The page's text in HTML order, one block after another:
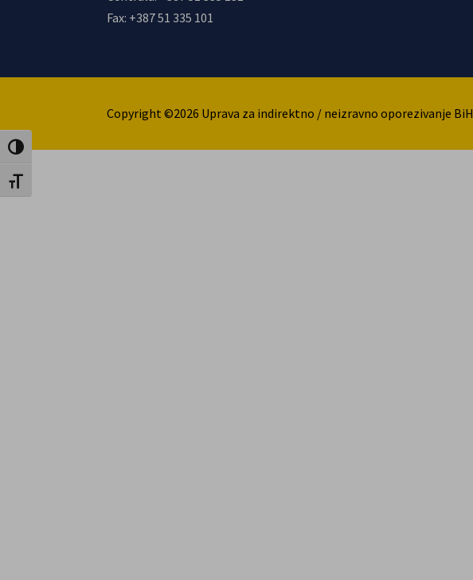
Uključi / isključi visoki kontrast
Uključi / isključi veličinu fonta
Fax: +387 51 335 101
Copyright ©2026 Uprava za indirektno / neizravno oporezivanje BiH